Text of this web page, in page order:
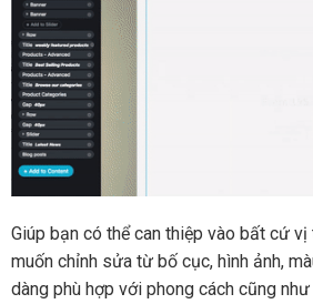
Giúp bạn có thể can thiệp vào bất cứ
muốn chỉnh sửa từ bố cục, hình ảnh,
dàng phù hợp với phong cách cũng